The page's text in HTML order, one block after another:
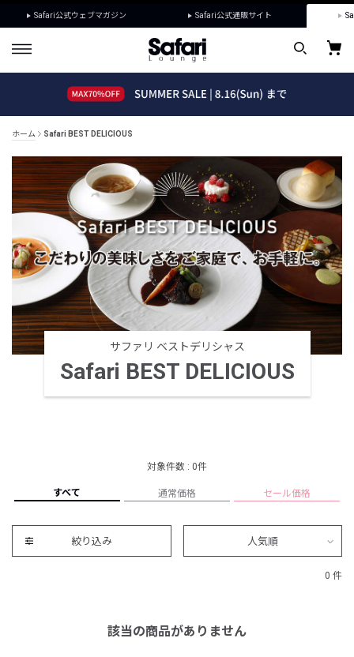
Safari公式ウェブマガジン Safari公式通販サイト
ホーム Safari BEST DELICIOUS
サファリ ベストデリシャス
Safari BEST DELICIOUS
対象件数 : 0件
すべて 通常価格 セール価格
絞り込み 人気順
0 件
該当の商品がありません